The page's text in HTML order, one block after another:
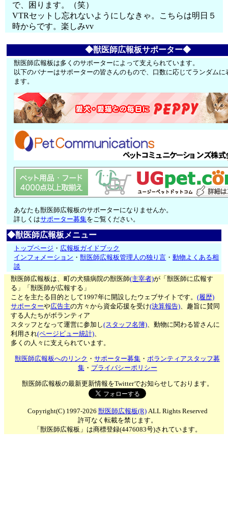
で、困ります。（笑）
VTRセットし忘れないようにしなきゃ。こちらは明日５
時からです。楽しみvv
◆獣医師広報板サポーター◆
獣医師広報板は多くのサポーターによって支えられています。
以下のバナーはサポーターの皆さんのもので、口数に応じてランダムに
ます。
あなたも獣医師広報板のサポーターになりませんか。
詳しくはサポーター募集をご覧ください。
◆獣医師広報板メニュー
トップページ ・ 広報板ガイドブック
インフォメーション ・獣医師広報板管理人の独り言 ・動物よくある相
談
獣医師広報板は、町の犬猫病院の獣医師(主宰者)が「獣医師に広報す
る」「獣医師が広報する」
ことを主たる目的として1997年に開設したウェブサイトです。(履歴)
サポーターや広告主の方々から資金応援を受け(決算報告)、趣旨に賛同
する人たちがボランティア
スタッフとなって運営に参加し(スタッフ名簿)、動物に関わる皆さんに
利用され(ページビュー統計)、
多くの人々に支えられています。
獣医師広報板へのリンク ・サポーター募集 ・ボランティアスタッフ募
集・ プライバシーポリシー
獣医師広報板の最新更新情報をTwitterでお知らせしております。
Copyright(C) 1997-2026 獣医師広報板(R)ALL Rights Reserved
許可なく転載を禁じます。
「獣医師広報板」は商標登録(4476083号)されています。